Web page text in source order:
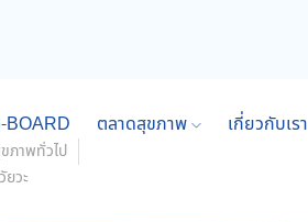
BOARD ตลาดสุขภาพ เกี่ยวกับเรา
ภาพทั่วไป
วะ